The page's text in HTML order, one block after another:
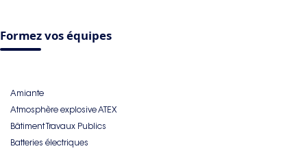
Formez vos équipes
Amiante
Atmosphère explosive ATEX
Bâtiment Travaux Publics
Batteries électriques